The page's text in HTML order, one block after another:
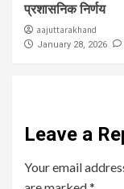
प्रशासनिक निर्णय
aajuttarakhand
January 28, 2026
Leave a
Your email